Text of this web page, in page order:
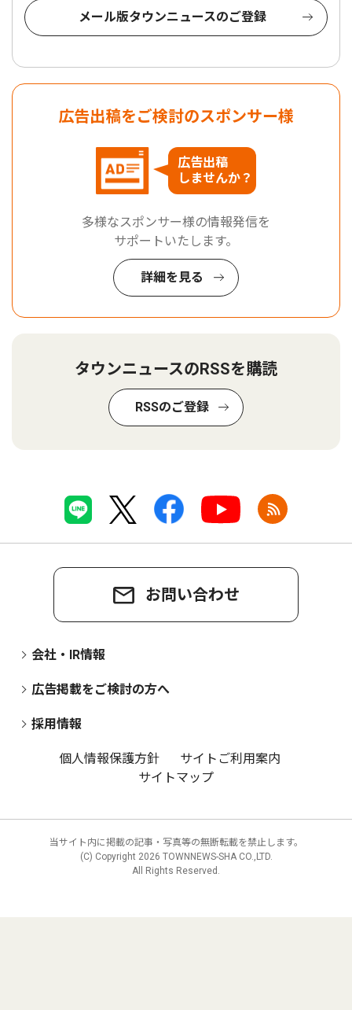
メール版タウンニュースのご登録
広告出稿をご検討のスポンサー様
広告出稿
しませんか？
多様なスポンサー様の情報発信を
サポートいたします。
詳細を見る
タウンニュースのRSSを購読
RSSのご登録
お問い合わせ
会社・IR情報
広告掲載をご検討の方へ
採用情報
個人情報保護方針
サイトご利用案内
サイトマップ
当サイト内に掲載の記事・写真等の無断転載を禁止します。
(C) Copyright 2026 TOWNNEWS-SHA CO.,LTD.
All Rights Reserved.